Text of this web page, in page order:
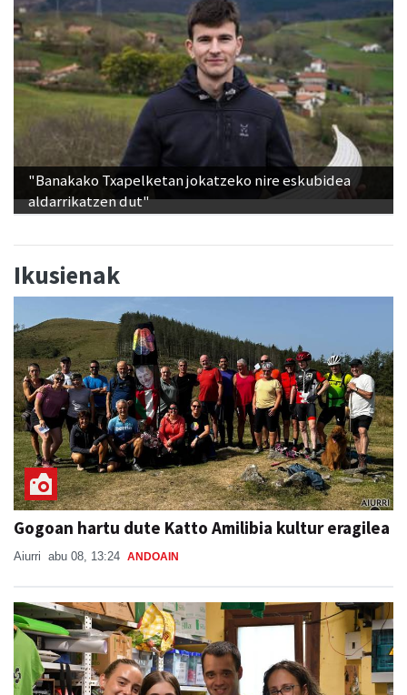
"Banakako Txapelketan jokatzeko nire eskubidea
aldarrikatzen dut"
Ikusienak
Gogoan hartu dute Katto Amilibia kultur eragilea
Aiurri abu 08, 13:24 ANDOAIN